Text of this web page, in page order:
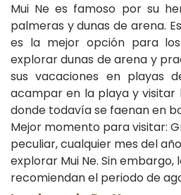
Mui Ne es famoso por su
palmeras y dunas de arena.
es la mejor opción para
explorar dunas de arena y
sus vacaciones en playas
acampar en la playa y visitar
donde todavía se faenan en
Mejor momento para visitar:
peculiar, cualquier mes del
explorar Mui Ne. Sin embargo,
recomiendan el periodo de